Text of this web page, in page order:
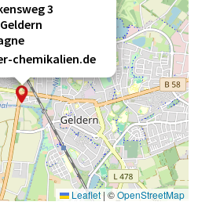
3
chemikalien.de
Leaflet | ©OpenStreetMap